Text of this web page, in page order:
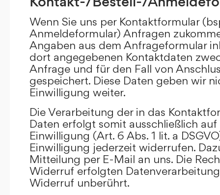
Wenn Sie uns per Kontaktformular
Anmeldeformular) Anfragen
Angaben aus dem Anfrageformular
dort angegebenen Kontaktdaten
Anfrage und für den Fall von
gespeichert. Diese Daten geben wir
Einwilligung weiter.
Die Verarbeitung der in das
Daten erfolgt somit ausschließlich
Einwilligung (Art. 6 Abs. 1 lit. a
Einwilligung jederzeit widerrufen.
Mitteilung per E-Mail an uns. Die
Widerruf erfolgten
Widerruf unberührt.